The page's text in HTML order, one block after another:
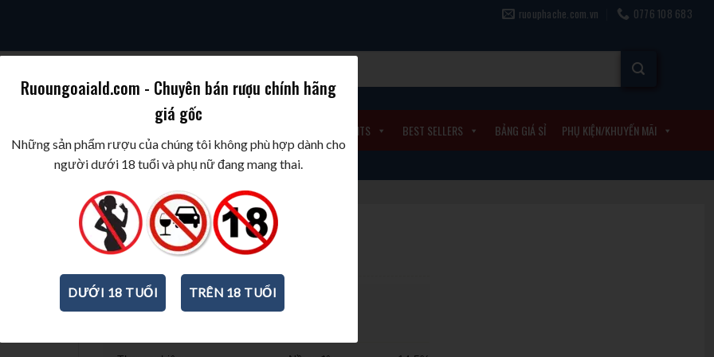
ruouphache.com.vn 0776 108 683
BEST WINES & SPIRITS BEST SELLERS BẢNG GIÁ SỈ PHỤ KIỆN/KHUYẾN MÃI
Rượu vang Salum Negroamaro
750ml 14,5%
Ruoungoaiald.com - Chuyên bán rượu chính hãng
giá gốc
Những sản phẩm rượu của chúng tôi không phù hợp dành cho
người dưới 18 tuổi và phụ nữ đang mang thai.
DƯỚI 18 TUỔI TRÊN 18 TUỔI